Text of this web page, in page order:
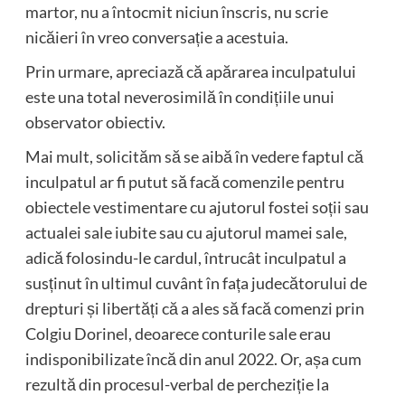
martor, nu a întocmit niciun înscris, nu scrie
nicăieri în vreo conversație a acestuia.
Prin urmare, apreciază că apărarea inculpatului
este una total neverosimilă în condițiile unui
observator obiectiv.
Mai mult, solicităm să se aibă în vedere faptul că
inculpatul ar fi putut să facă comenzile pentru
obiectele vestimentare cu ajutorul fostei soții sau
actualei sale iubite sau cu ajutorul mamei sale,
adică folosindu-le cardul, întrucât inculpatul a
susținut în ultimul cuvânt în fața judecătorului de
drepturi și libertăți că a ales să facă comenzi prin
Colgiu Dorinel, deoarece conturile sale erau
indisponibilizate încă din anul 2022. Or, așa cum
rezultă din procesul-verbal de percheziție la